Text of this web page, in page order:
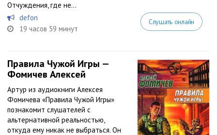
Отчуждения, где не...
defon
19 часов 59 минут
Слушать онлайн
Правила Чужой Игры —
Фомичев Алексей
Артур из аудиокниги Алексея
Фомичева «Правила Чужой Игры»
познакомит слушателей с
альтернативной реальностью,
откуда ему никак не выбраться. Он